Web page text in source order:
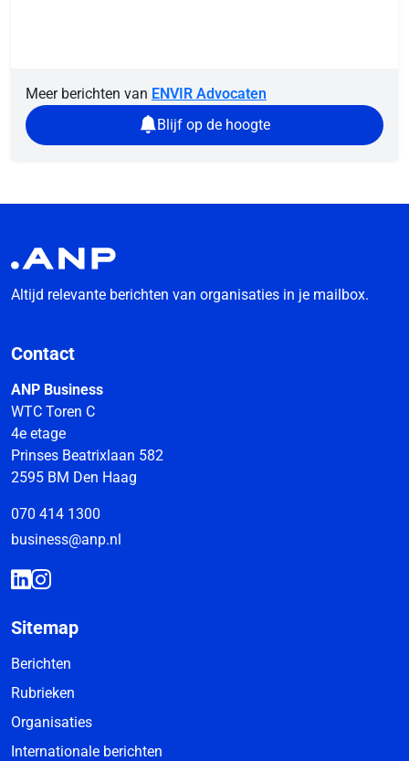
Meer berichten van ENVIR Advocaten
Blijf op de hoogte
Altijd relevante berichten van organisaties in je mailbox.
Contact
ANP Business
WTC Toren C
4e etage
Prinses Beatrixlaan 582
2595 BM Den Haag
070 414 1300
business@anp.nl
Sitemap
Berichten
Rubrieken
Organisaties
Internationale berichten